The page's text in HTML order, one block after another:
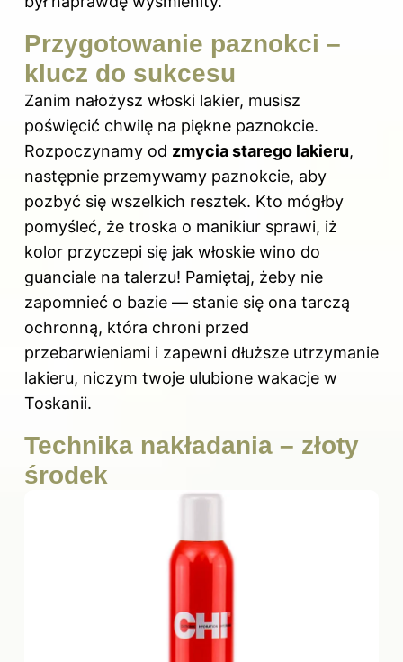
Przygotowanie paznokci –
klucz do sukcesu
Zanim nałożysz włoski lakier, musisz
poświęcić chwilę na piękne paznokcie.
Rozpoczynamy od zmycia starego lakieru,
następnie przemywamy paznokcie, aby
pozbyć się wszelkich resztek. Kto mógłby
pomyśleć, że troska o manikiur sprawi, iż
kolor przyczepi się jak włoskie wino do
guanciale na talerzu! Pamiętaj, żeby nie
zapomnieć o bazie — stanie się ona tarczą
ochronną, która chroni przed
przebarwieniami i zapewni dłuższe utrzymanie
lakieru, niczym twoje ulubione wakacje w
Toskanii.
Technika nakładania – złoty
środek